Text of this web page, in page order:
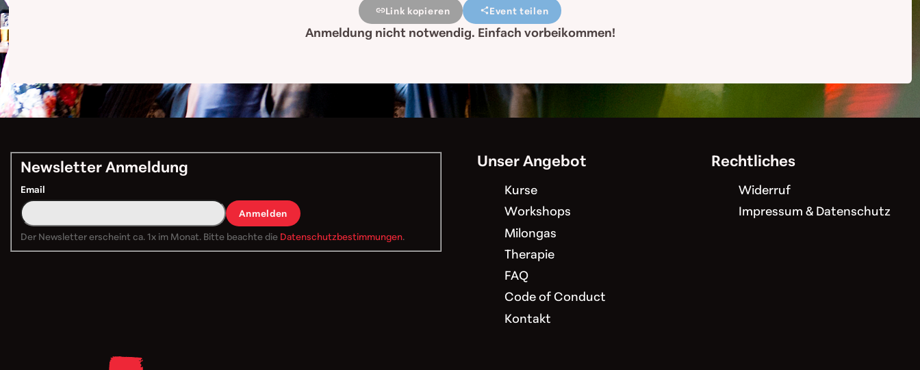
Link kopieren Event teilen
Anmeldung nicht notwendig. Einfach vorbeikommen!
Newsletter Anmeldung
Email
Anmelden
Der Newsletter erscheint ca. 1x im Monat. Bitte beachte die Datenschutzbestimmungen.
Unser Angebot
Kurse
Workshops
Milongas
Therapie
FAQ
Code of Conduct
Kontakt
Rechtliches
Widerruf
Impressum & Datenschutz